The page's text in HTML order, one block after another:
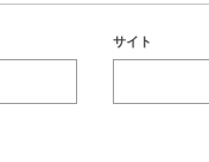
サイト